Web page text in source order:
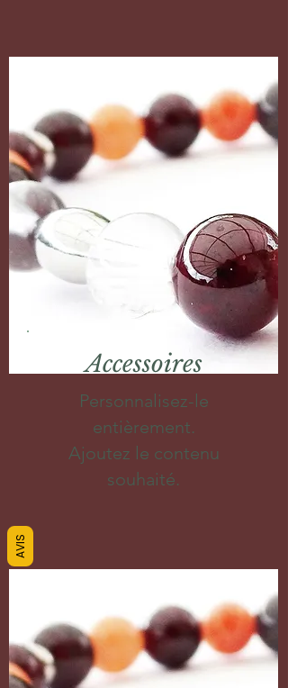
Accessoires
Personnalisez-le
entièrement.
Ajoutez le contenu
souhaité.
AVIS